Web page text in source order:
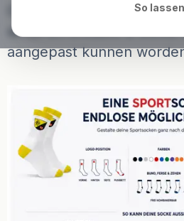
So lassen
Op deze pagina ziet u
detail en ontdekt u welke
aangepast kunnen